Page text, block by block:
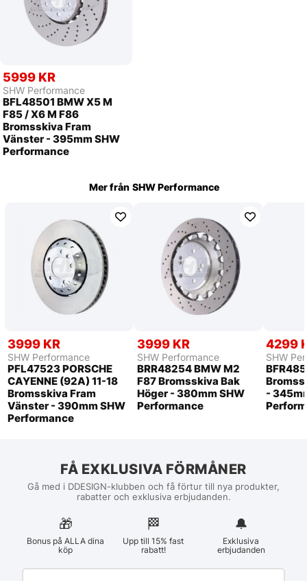
5999 KR
SHW Performance
BFL48501 BMW X5 M
F85 / X6 M F86
Bromsskiva Fram
Vänster - 395mm SHW
Performance
Mer från SHW Performance
3999 KR
SHW Performance
PFL47523 PORSCHE
CAYENNE (92A) 11-18
Bromsskiva Fram
Vänster - 390mm SHW
Performance
3999 KR
SHW Performance
BRR48254 BMW M2
F87 Bromsskiva Bak
Höger - 380mm SHW
Performance
4299
SHW
-
FÅ EXKLUSIVA FÖRMÅNER
Gå med i DDESIGN-klubben och få förtur till nya produkter,
rabatter och exklusiva erbjudanden.
🎁
Bonus på ALLA dina
köp
🏁︎
Upp till 15% fast
rabatt!
🔔
Exklusiva
erbjudanden